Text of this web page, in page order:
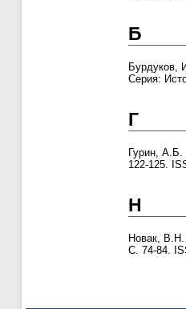
Б
Бурдуков,
Серия:
Г
Гурин, А.Б.
122-125.
Н
Новак, В.Н.
С. 74-84.